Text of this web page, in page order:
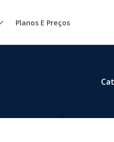
Planos E Preços